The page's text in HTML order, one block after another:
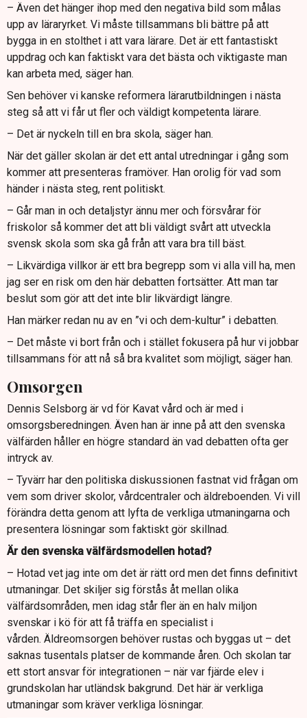
– Även det hänger ihop med den negativa bild som målas
upp av läraryrket. Vi måste tillsammans bli bättre på att
bygga in en stolthet i att vara lärare. Det är ett fantastiskt
uppdrag och kan faktiskt vara det bästa och viktigaste man
kan arbeta med, säger han.
Sen behöver vi kanske reformera lärarutbildningen i nästa
steg så att vi får ut fler och väldigt kompetenta lärare.
– Det är nyckeln till en bra skola, säger han.
När det gäller skolan är det ett antal utredningar i gång som
kommer att presenteras framöver. Han orolig för vad som
händer i nästa steg, rent politiskt.
– Går man in och detaljstyr ännu mer och försvårar för
friskolor så kommer det att bli väldigt svårt att utveckla
svensk skola som ska gå från att vara bra till bäst.
– Likvärdiga villkor är ett bra begrepp som vi alla vill ha, men
jag ser en risk om den här debatten fortsätter. Att man tar
beslut som gör att det inte blir likvärdigt längre.
Han märker redan nu av en ”vi och dem-kultur” i debatten.
– Det måste vi bort från och i stället fokusera på hur vi jobbar
tillsammans för att nå så bra kvalitet som möjligt, säger han.
Omsorgen
Dennis Selsborg är vd för Kavat vård och är med i
omsorgsberedningen. Även han är inne på att den svenska
välfärden håller en högre standard än vad debatten ofta ger
intryck av.
– Tyvärr har den politiska diskussionen fastnat vid frågan om
vem som driver skolor, vårdcentraler och äldreboenden. Vi vill
förändra detta genom att lyfta de verkliga utmaningarna och
presentera lösningar som faktiskt gör skillnad.
Är den svenska välfärdsmodellen hotad?
– Hotad vet jag inte om det är rätt ord men det finns definitivt
utmaningar. Det skiljer sig förstås åt mellan olika
välfärdsområden, men idag står fler än en halv miljon
svenskar i kö för att få träffa en specialist i
vården. Äldreomsorgen behöver rustas och byggas ut – det
saknas tusentals platser de kommande åren. Och skolan tar
ett stort ansvar för integrationen – när var fjärde elev i
grundskolan har utländsk bakgrund. Det här är verkliga
utmaningar som kräver verkliga lösningar.